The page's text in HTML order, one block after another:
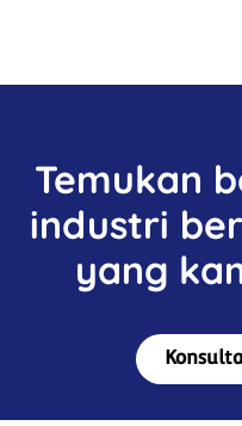
Temukan
industri
yang